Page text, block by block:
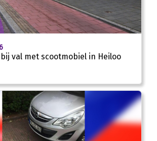
val met scootmobiel in Heiloo